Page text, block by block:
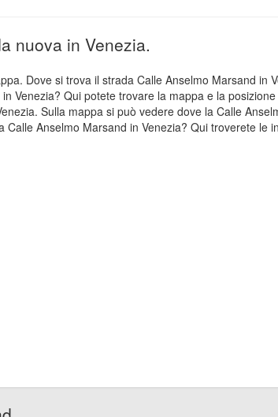
nuova in Venezia.
Dove si trova il strada Calle Anselmo Marsand in
Venezia? Qui potete trovare la mappa e la
Sulla mappa si può vedere dove la Calle
Anselmo Marsand in Venezia? Qui troverete le